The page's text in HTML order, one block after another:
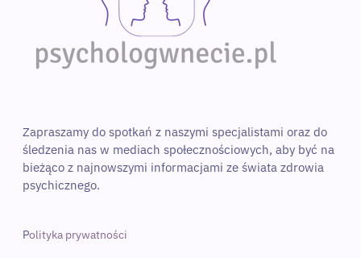
Zapraszamy do spotkań z naszymi specjalistami oraz do
śledzenia nas w mediach społecznościowych, aby być na
bieżąco z najnowszymi informacjami ze świata zdrowia
psychicznego.
Polityka prywatności